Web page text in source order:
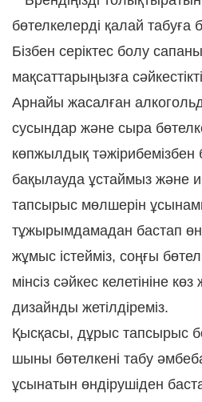
Бізбен серіктес болу
мақсаттарыңызға
Арнайы жасалған
сусындар және сыра
көпжылдық тәжірибемізбен
бақылауда ұстаймыз және
тапсырыс мөлшерін
тұжырымдамадан бастап
жұмыс істейміз, соңғы
мінсіз сәйкес келетініне көз
дизайнды жетілдіреміз.
Қысқасы, дұрыс тапсырыс
шыны бөтелкені табу
ұсынатын өндірушіден